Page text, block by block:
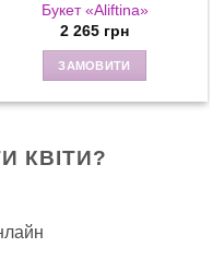
Букет «Aliftina»
2 265 грн
ЗАМОВИТИ
КВІТИ?